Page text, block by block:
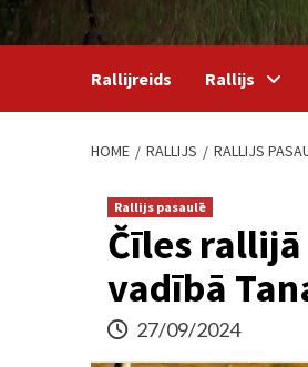
Rallijreids Rallijs
HOME RALLIJS RALLIJS
Rallijs pasaulē
Čīles
vadībā
27/09/2024